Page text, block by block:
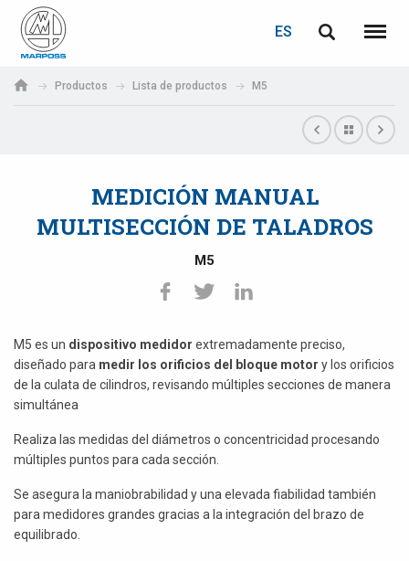
S.p.A.
ES
Menú
Productos Lista de productos M5
MEDICIÓN MANUAL
MULTISECCIÓN DE TALADROS
M5
M5 es un dispositivo medidor extremadamente preciso,
diseñado para medir los orificios del bloque motor y los orificios
de la culata de cilindros, revisando múltiples secciones de manera
simultánea
Realiza las medidas del diámetros o concentricidad procesando
múltiples puntos para cada sección.
Se asegura la maniobrabilidad y una elevada fiabilidad también
para medidores grandes gracias a la integración del brazo de
equilibrado.
Deutsch
Español
日本語 (Japanese)
中文 (Chinese)
한국어 (Korean)
ACCEDER
Contraseña
Si aún no está registrado, puede hacerlo ahora: ¡es gratis!
Haga clic aquí